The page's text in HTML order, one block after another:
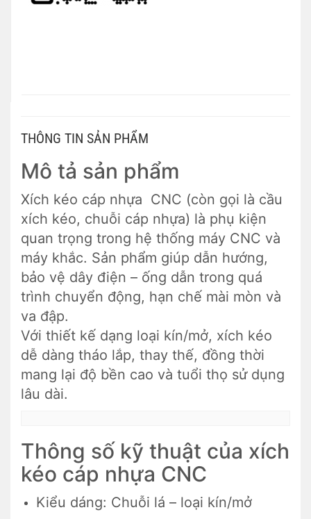
THÔNG TIN SẢN PHẨM
Mô tả sản phẩm
Xích kéo cáp nhựa CNC (còn gọi là cầu
xích kéo, chuỗi cáp nhựa) là phụ kiện
quan trọng trong hệ thống máy CNC và
máy khắc. Sản phẩm giúp dẫn hướng,
bảo vệ dây điện – ống dẫn trong quá
trình chuyển động, hạn chế mài mòn và
va đập.
Với thiết kế dạng loại kín/mở, xích kéo
dễ dàng tháo lắp, thay thế, đồng thời
mang lại độ bền cao và tuổi thọ sử dụng
lâu dài.
Thông số kỹ thuật của xích
kéo cáp nhựa CNC
Kiểu dáng: Chuỗi lá – loại kín/mở